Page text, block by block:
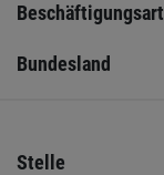
Beschäftigungsart
Bundesland
Stelle